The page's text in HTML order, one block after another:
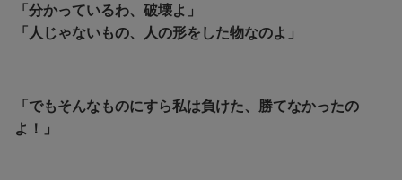
「分かっているわ、破壊よ」
「人じゃないもの、人の形をした物なのよ」
「でもそんなものにすら私は負けた、勝てなかったの
よ！」